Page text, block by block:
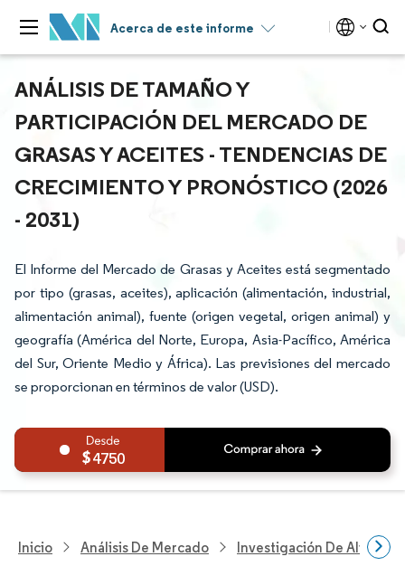
Acerca de este informe
ANÁLISIS DE TAMAÑO Y
PARTICIPACIÓN DEL MERCADO DE
GRASAS Y ACEITES - TENDENCIAS DE
CRECIMIENTO Y PRONÓSTICO (2026
- 2031)
El Informe del Mercado de Grasas y Aceites está segmentado
por tipo (grasas, aceites), aplicación (alimentación, industrial,
alimentación animal), fuente (origen vegetal, origen animal) y
geografía (América del Norte, Europa, Asia-Pacífico, América
del Sur, Oriente Medio y África). Las previsiones del mercado
se proporcionan en términos de valor (USD).
4750
Inicio Análisis De Mercado Investigación De